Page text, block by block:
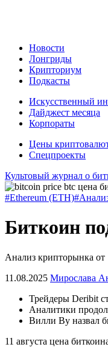
Новости
Лонгриды
Крипториум
Подкасты
Искусственный
Дайджест месяца
Корпораты
Цены
Спецпроекты
Культовый журнал о
#Ethereum (ETH)
Биткоин
Анализ крипторынка от
11.08.2025 Мирослава
Трейдеры Deribit
Аналитики
Вилли Ву назвал
11 августа цена